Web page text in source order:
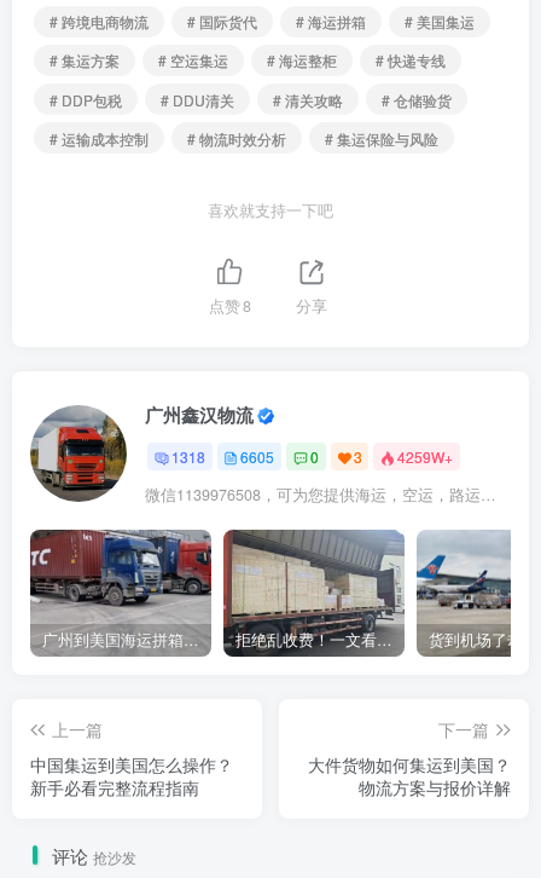
# 跨境电商物流
# 国际货代 # 海运拼箱
# 美国集运
# 集运方案
# 空运集运 # 海运整柜
# 快递专线
# DDP包税
# DDU清关 # 清关攻略
# 仓储验货
# 运输成本控制
# 物流时效分析 # 集运保险与风险
喜欢就支持一下吧
点赞8 分享
广州鑫汉物流
1318 6605 0 3 4259W+
微信1139976508，可为您提供海运，空运，路运，铁路运输
广州到美国海运拼箱多少钱？2024年最新运费构成+隐藏费用避坑指南 拒绝乱收费！一文看懂中国货代计费套路，教你避开所有隐形坑
上一篇
中国集运到美国怎么操作？
新手必看完整流程指南
下一篇
大件货物如何集运到美国？
物流方案与报价详解
评论 抢沙发